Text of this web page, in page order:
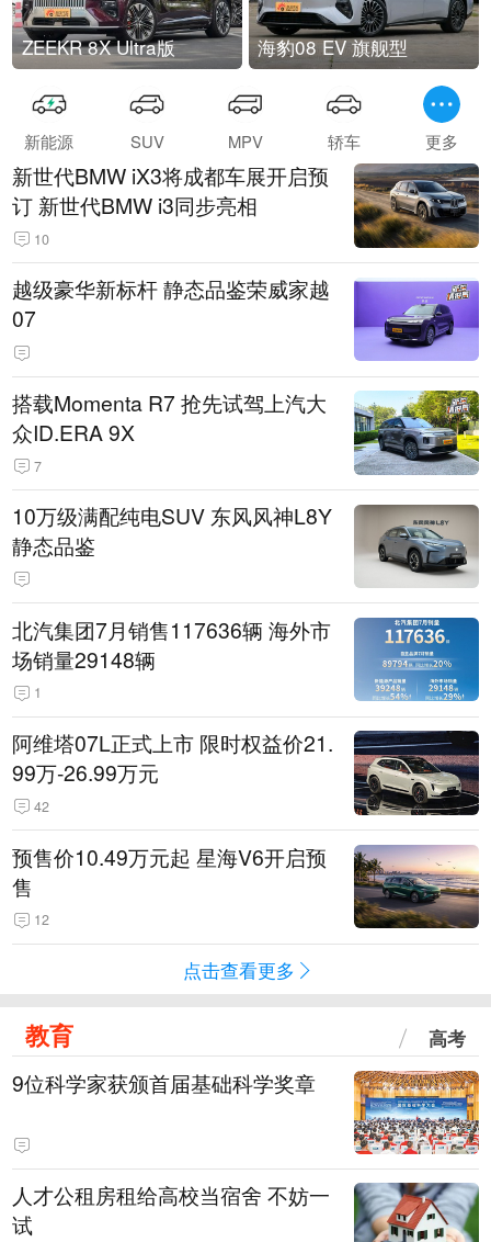
ZEEKR 8X Ultra版 海豹08 EV 旗舰型
新能源 SUV MPV 轿车 更多
新世代BMW iX3将成都车展开启预
订 新世代BMW i3同步亮相
10
越级豪华新标杆 静态品鉴荣威家越
07
搭载Momenta R7 抢先试驾上汽大
众ID.ERA 9X
7
10万级满配纯电SUV 东风风神L8Y
静态品鉴
北汽集团7月销售117636辆 海外市
场销量29148辆
1
阿维塔07L正式上市 限时权益价21.
99万-26.99万元
42
预售价10.49万元起 星海V6开启预
售
12
点击查看更多
教育 高考
9位科学家获颁首届基础科学奖章
人才公租房租给高校当宿舍 不妨一
试